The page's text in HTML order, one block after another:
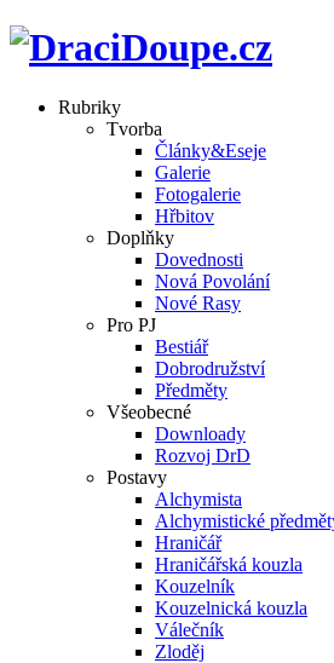
Rubriky
Tvorba
Články&Eseje
Galerie
Fotogalerie
Hřbitov
Doplňky
Dovednosti
Nová Povolání
Nové Rasy
Pro PJ
Bestiář
Dobrodružství
Předměty
Všeobecné
Downloady
Rozvoj DrD
Postavy
Alchymista
Alchymistické
Hraničář
Hraničářská kouzla
Kouzelník
Kouzelnická kouzla
Válečník
Zloděj